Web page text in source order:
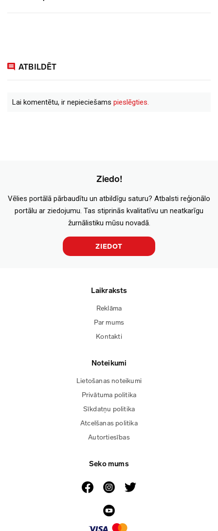
ATBILDĒT
Lai komentētu, ir nepieciešams pieslēgties.
Ziedo!
Vēlies portālā pārbaudītu un atbildīgu saturu? Atbalsti reģionālo
portālu ar ziedojumu. Tas stiprinās kvalitatīvu un neatkarīgu
žurnālistiku mūsu novadā.
ZIEDOT
Laikraksts
Reklāma
Par mums
Kontakti
Noteikumi
Lietošanas noteikumi
Privātuma politika
Sīkdatņu politika
Atcelšanas politika
Autortiesības
Seko mums